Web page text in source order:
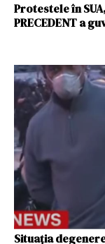
Protestele în
PRECEDENT a
Situația